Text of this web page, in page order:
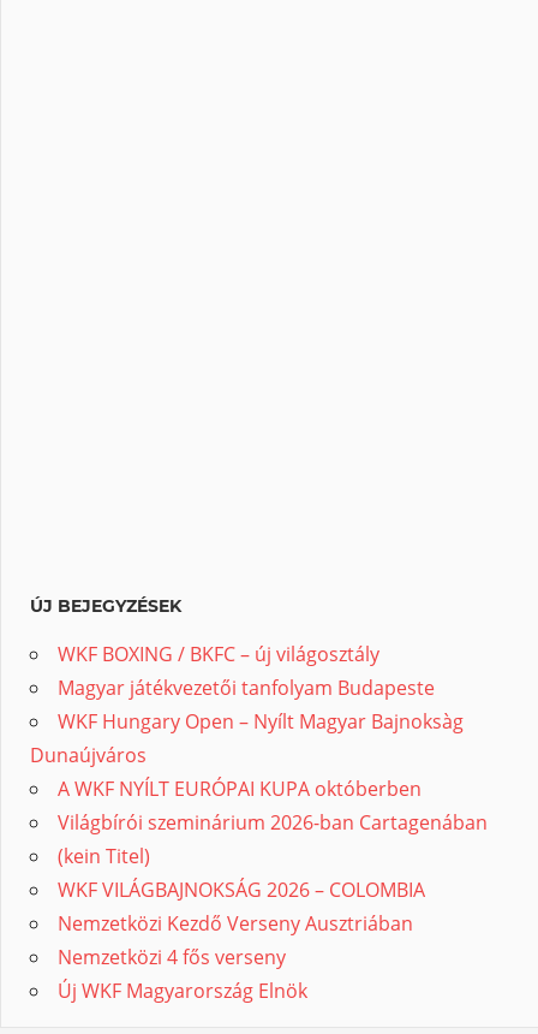
ÚJ BEJEGYZÉSEK
WKF BOXING / BKFC – új világosztály
Magyar játékvezetői tanfolyam Budapeste
WKF Hungary Open – Nyílt Magyar Bajnoksàg
Dunaújváros
A WKF NYÍLT EURÓPAI KUPA októberben
Világbírói szeminárium 2026-ban Cartagenában
(kein Titel)
WKF VILÁGBAJNOKSÁG 2026 – COLOMBIA
Nemzetközi Kezdő Verseny Ausztriában
Nemzetközi 4 fős verseny
Új WKF Magyarország Elnök